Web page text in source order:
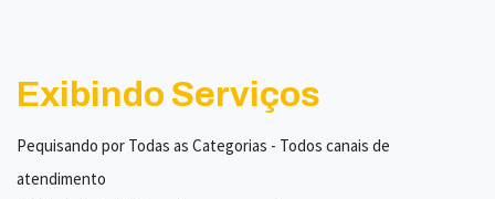
Exibindo Serviços
Pequisando por Todas as Categorias - Todos canais de
atendimento